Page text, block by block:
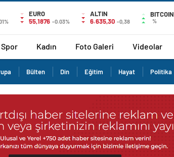
EURO
55,1876 -0.03%
ALTIN
6.635,30 -0,38
BITCOIN
%
Spor Kadın Foto Galeri Videolar
Bülten Din Eğitim Hayat Politika